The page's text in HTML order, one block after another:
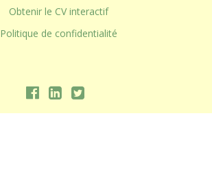
Obtenir le CV interactif
Politique de confidentialité